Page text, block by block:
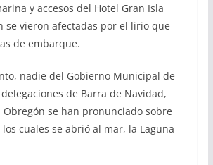
y accesos del Hotel Gran Isla
se vieron afectadas por el lirio que
de embarque.
nadie del Gobierno Municipal de
de Barra de Navidad,
Obregón se han pronunciado sobre
cuales se abrió al mar, la Laguna